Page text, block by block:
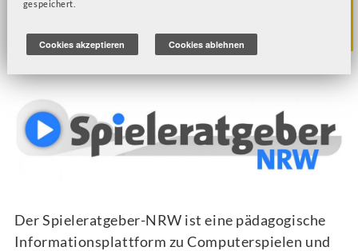
NRW
gespeichert.
Cookies akzeptieren Cookies ablehnen
Der Spieleratgeber-NRW ist eine pädagogische
Informationsplattform zu Computerspielen und